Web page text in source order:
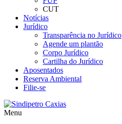
CUT
Notícias
Jurídico
Transparência no Jurídico
Agende um plantão
Corpo Jurídico
Cartilha do Jurídico
Aposentados
Reserva Ambiental
Filie-se
Menu